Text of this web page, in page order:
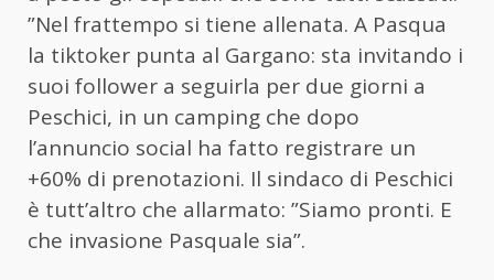
”Nel frattempo si tiene allenata. A Pasqua
la tiktoker punta al Gargano: sta invitando i
suoi follower a seguirla per due giorni a
Peschici, in un camping che dopo
l’annuncio social ha fatto registrare un
+60% di prenotazioni. Il sindaco di Peschici
è tutt’altro che allarmato: ”Siamo pronti. E
che invasione Pasquale sia”.